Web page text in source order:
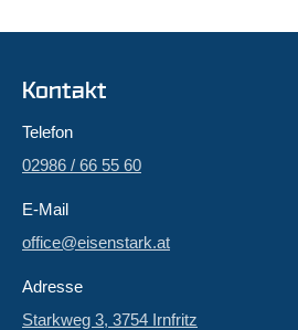
Kontakt
Telefon
02986 / 66 55 60
E-Mail
office@eisenstark.at
Adresse
Starkweg 3, 3754 Irnfritz